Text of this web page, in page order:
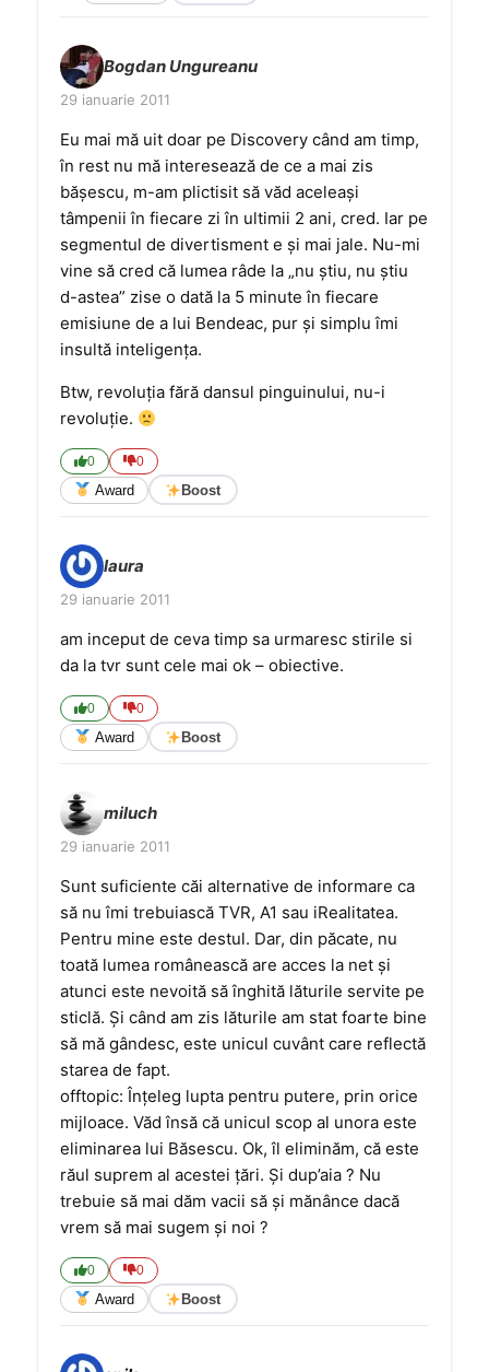
Bogdan Ungureanu
29 ianuarie 2011
Eu mai mă uit doar pe Discovery când am timp,
în rest nu mă interesează de ce a mai zis
băşescu, m-am plictisit să văd aceleaşi
tâmpenii în fiecare zi în ultimii 2 ani, cred. Iar pe
segmentul de divertisment e şi mai jale. Nu-mi
vine să cred că lumea râde la „nu ştiu, nu ştiu
d-astea” zise o dată la 5 minute în fiecare
emisiune de a lui Bendeac, pur şi simplu îmi
insultă inteligenţa.
Btw, revoluţia fără dansul pinguinului, nu-i
revoluţie.
0 0
Award Boost
laura
29 ianuarie 2011
am inceput de ceva timp sa urmaresc stirile si
da la tvr sunt cele mai ok – obiective.
0 0
Award Boost
miluch
29 ianuarie 2011
Sunt suficiente căi alternative de informare ca
să nu îmi trebuiască TVR, A1 sau iRealitatea.
Pentru mine este destul. Dar, din păcate, nu
toată lumea românească are acces la net şi
atunci este nevoită să înghită lăturile servite pe
sticlă. Şi când am zis lăturile am stat foarte bine
să mă gândesc, este unicul cuvânt care reflectă
starea de fapt.
offtopic: Înţeleg lupta pentru putere, prin orice
mijloace. Văd însă că unicul scop al unora este
eliminarea lui Băsescu. Ok, îl eliminăm, că este
răul suprem al acestei ţări. Şi dup’aia ? Nu
trebuie să mai dăm vacii să şi mănânce dacă
vrem să mai sugem şi noi ?
0 0
Award Boost